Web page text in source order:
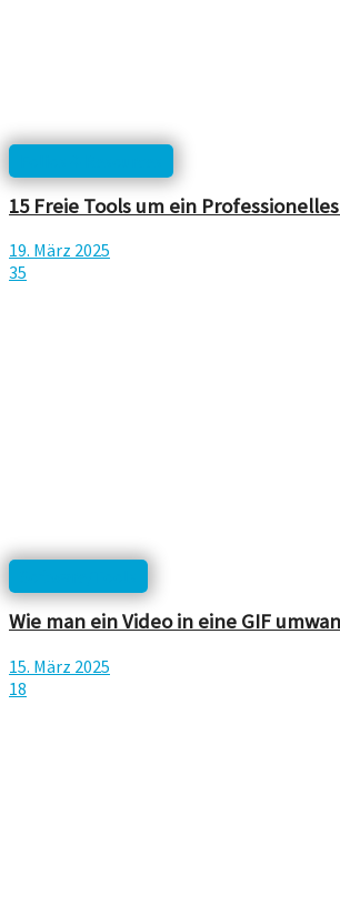
15 Freie Tools um ein
19. März 2025
35
Wie man ein Video in eine GIF
15. März 2025
18